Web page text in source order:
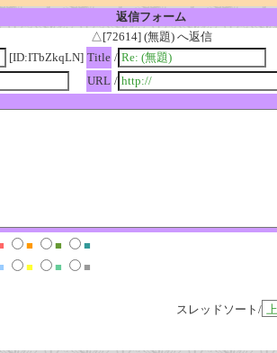
返信フォーム
△[72614] (無題) へ返信
[ID:ITbZkqLN] Title /
URL /
■ ■
■
■ ■
■
スレッドソート/